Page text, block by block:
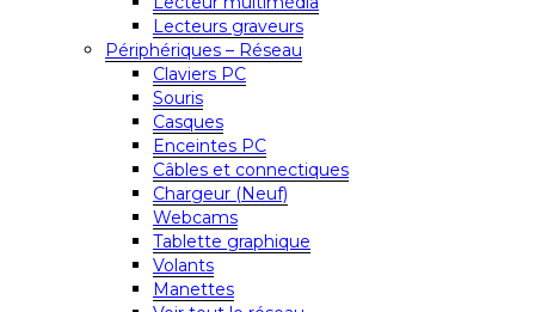
Lecteurs graveurs
Périphériques – Réseau
Claviers PC
Souris
Casques
Enceintes PC
Câbles et connectiques
Chargeur (Neuf)
Webcams
Tablette graphique
Volants
Manettes